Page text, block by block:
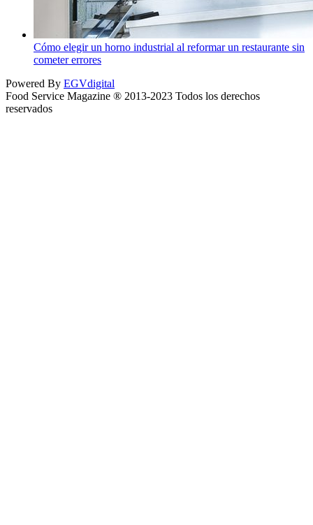
Cómo elegir un horno industrial al reformar un restaurante sin
cometer errores
Powered By EGVdigital
Food Service Magazine ® 2013-2023 Todos los derechos
reservados